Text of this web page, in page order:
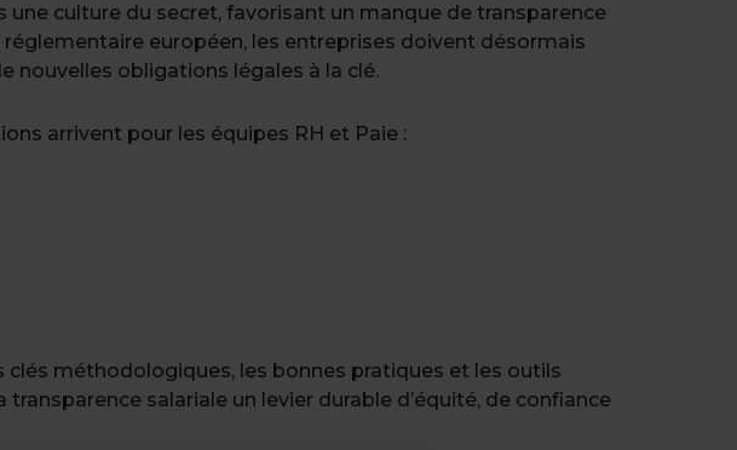
culture du secret, favorisant un manque de transparence
réglementaire européen, les entreprises doivent désormais
nouvelles obligations légales à la clé.
arrivent pour les équipes RH et Paie :
méthodologiques, les bonnes pratiques et les outils
salariale un levier durable d’équité, de confiance